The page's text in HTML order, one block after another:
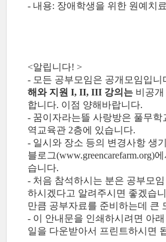
- 내용: 장애학생을 위한 원예치
<알립니다! >
- 모든 공부모임은 공개모임입니
해와 지원 I, II, III 강의는 비공
합니다. 이점 양해바랍니다.
- 꿈이자라는뜰 사랑방은 풀무학
역교육관 2층에 있습니다.
- 일시와 장소 등의 변경사항 생
블로그(www.greencarefarm.org)
습니다.
- 처음 참석하시는 분은 공부모임
하시겠다고 알려주시면 좋겠습
만큼 공부자료를 준비하는데 큰
- 이 안내문을 인쇄하시려면 아
일을 다운받아서 프린트하시면